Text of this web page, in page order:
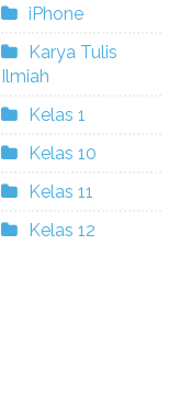
iPhone
Karya Tulis
Ilmiah
Kelas 1
Kelas 10
Kelas 11
Kelas 12